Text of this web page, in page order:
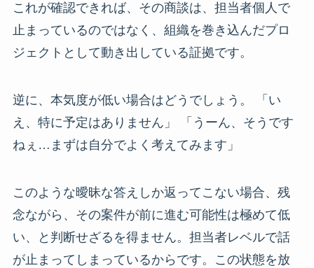
これが確認できれば、その商談は、担当者個人で
止まっているのではなく、組織を巻き込んだプロ
ジェクトとして動き出している証拠です。
逆に、本気度が低い場合はどうでしょう。 「い
え、特に予定はありません」 「うーん、そうです
ねぇ…まずは自分でよく考えてみます」
このような曖昧な答えしか返ってこない場合、残
念ながら、その案件が前に進む可能性は極めて低
い、と判断せざるを得ません。担当者レベルで話
が止まってしまっているからです。この状態を放